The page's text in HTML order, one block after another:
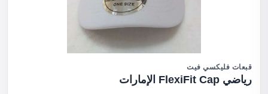
قبعات فليكسي فيت
رياضي FlexiFit Cap الإمارات